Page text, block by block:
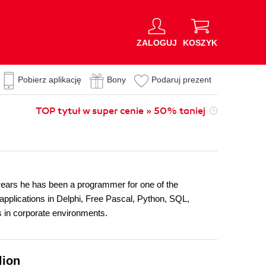
ZALOGUJ KOSZYK
Pobierz aplikację Bony Podaruj prezent
TOP tytuł w super cenie » 50% taniej
he has been a programmer for one of the
in Delphi, Free Pascal, Python, SQL,
in corporate environments.